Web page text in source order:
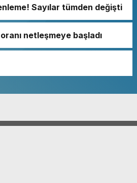
Sayılar tümden değişti
netleşmeye başladı